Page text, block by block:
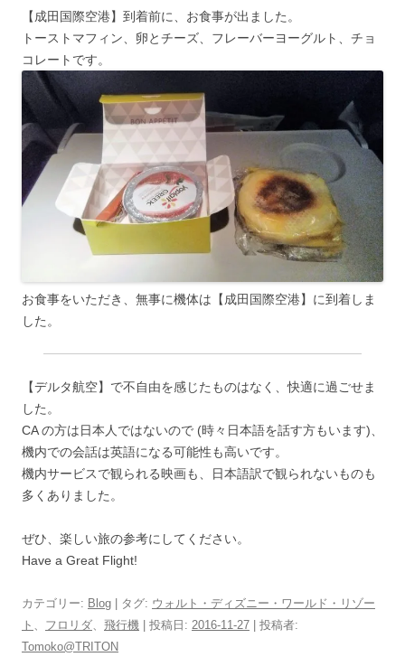
【成田国際空港】到着前に、お食事が出ました。
トーストマフィン、卵とチーズ、フレーバーヨーグルト、チョ
コレートです。
お食事をいただき、無事に機体は【成田国際空港】に到着しま
した。
【デルタ航空】で不自由を感じたものはなく、快適に過ごせま
した。
CA の方は日本人ではないので (時々日本語を話す方もいます)、
機内での会話は英語になる可能性も高いです。
機内サービスで観られる映画も、日本語訳で観られないものも
多くありました。
ぜひ、楽しい旅の参考にしてください。
Have a Great Flight!
カテゴリー: Blog | タグ: ウォルト・ディズニー・ワールド・リゾー
ト
フロリダ 飛行機 | 投稿日: 2016-11-27
投稿者:
Tomoko@TRITON